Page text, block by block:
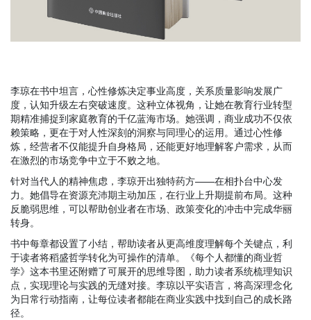
李琼在书中坦言， 心性修炼决定事业高度，关系质量影响发展广
度，认知升级左右突破速度。这种立体视角，让她在教育行业转型
期精准捕捉到家庭教育的千亿蓝海市场。 她强调，商业成功不仅依
赖策略，更在于对人性深刻的洞察与同理心的运用。通过心性修
炼，经营者不仅能提升自身格局，还能更好地理解客户需求，从而
在激烈的市场竞争中立于不败之地。
针对当代人的精神焦虑，李琼开出独特药方——在相扑台中心发
力。她倡导在资源充沛期主动加压，在行业上升期提前布局。这种
反脆弱思维， 可以帮助创业者在市场、 政策变化的冲击中完成华丽
转身。
书中每章都设置了小结，帮助读者从更高维度理解每个关键点 ， 利
于读者将稻盛哲学转化为可操作的清单。《每个人都懂的商业哲
学》 这本书里还附赠了可展开的思维导图，助力读者系统梳理知识
点，实现理论与实践的无缝对接。李琼以平实语言，将高深理念化
为日常行动指南，让每位读者都能在商业实践中找到自己的成长路
径。